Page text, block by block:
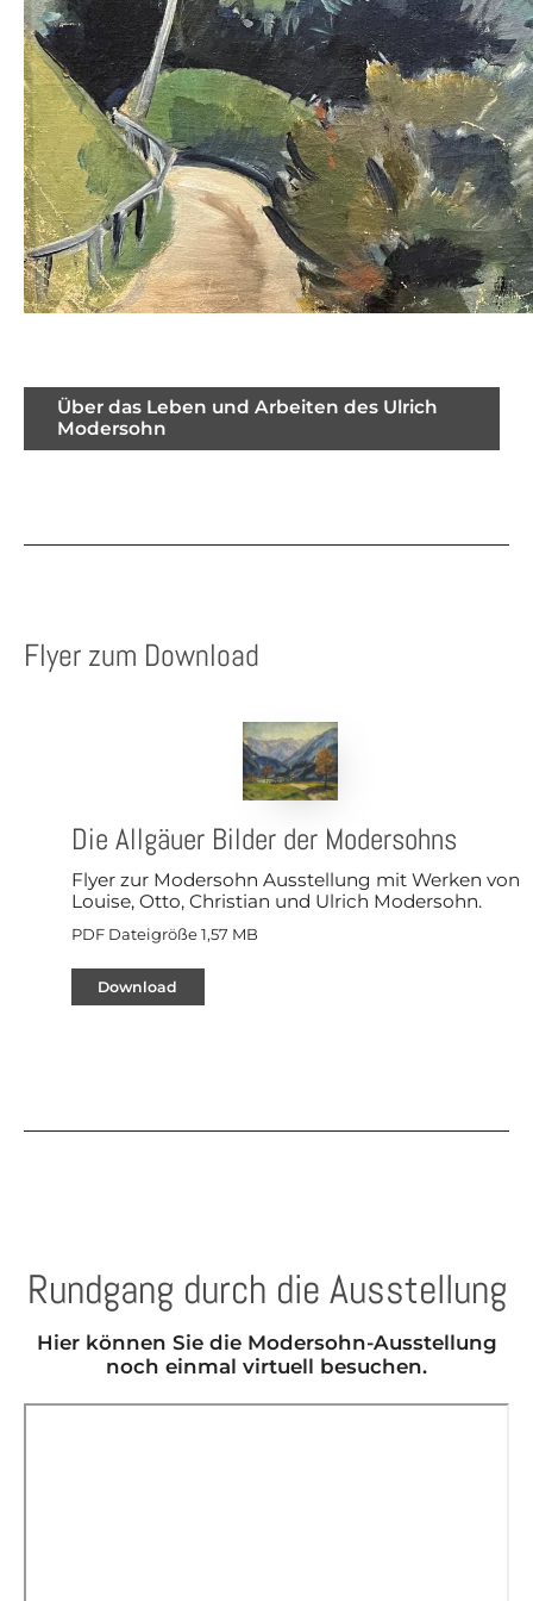
Über das Leben und Arbeiten des Ulrich
Modersohn
Flyer zum Download
Die Allgäuer Bilder der Modersohns
Flyer zur Modersohn Ausstellung mit Werken von
Louise, Otto, Christian und Ulrich Modersohn.
PDF Dateigröße 1,57 MB
Download
Rundgang durch die Ausstellung
Hier können Sie die Modersohn-Ausstellung
noch einmal virtuell besuchen.